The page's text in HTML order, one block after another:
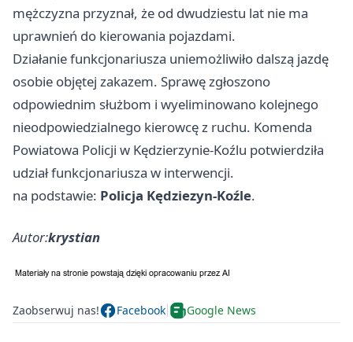
mężczyzna przyznał, że od dwudziestu lat nie ma
uprawnień do kierowania pojazdami.
Działanie funkcjonariusza uniemożliwiło dalszą jazdę
osobie objętej zakazem. Sprawę zgłoszono
odpowiednim służbom i wyeliminowano kolejnego
nieodpowiedzialnego kierowcę z ruchu. Komenda
Powiatowa Policji w Kędzierzynie-Koźlu potwierdziła
udział funkcjonariusza w interwencji.
na podstawie: Policja Kędziezyn-Koźle.
Autor:krystian
Zaobserwuj nas! Facebook Google News